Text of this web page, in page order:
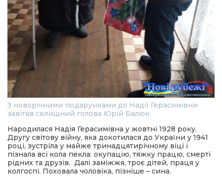
З новорічними подарунками до Надії Герасимівни
завітав селищний голова Юрій Балюк
Народилася Надія Герасимівна у жовтні 1928 року.
Другу світову війну, яка докотилася до України у 1941
році, зустріла у майже тринадцятирічному віці і
пізнала всі кола пекла: окупацію, тяжку працю, смерті
рідних та друзів. Далі заміжжя, троє дітей, праця у
колгоспі. Поховала чоловіка, пізніше – сина.